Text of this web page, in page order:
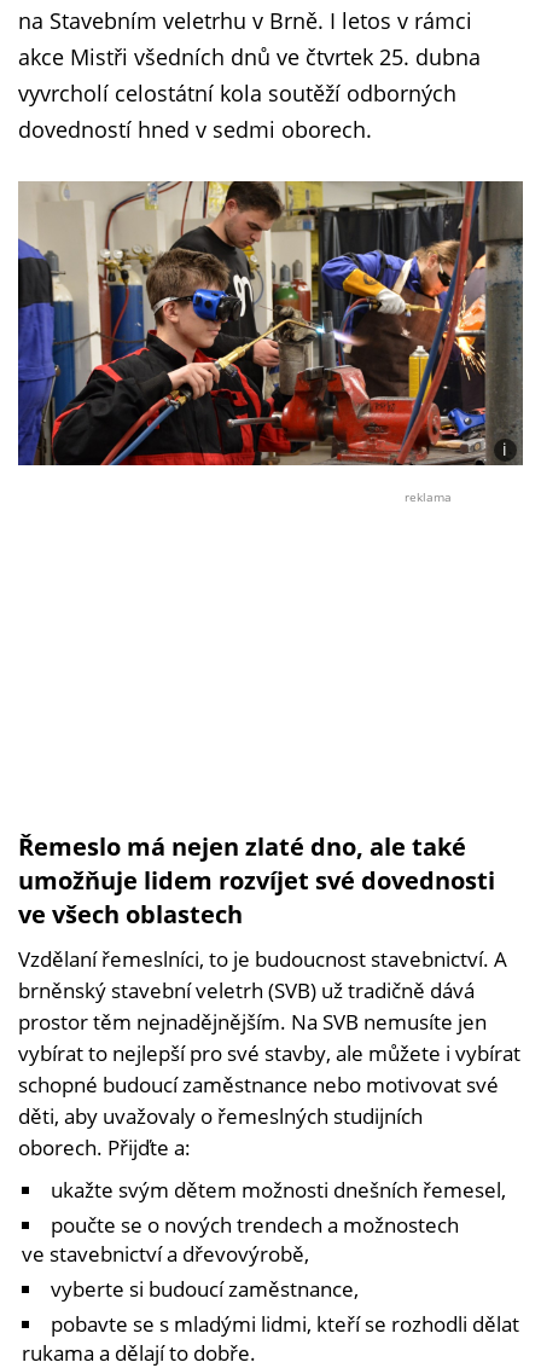
na Stavebním veletrhu v Brně. I letos v rámci
akce Mistři všedních dnů ve čtvrtek 25. dubna
vyvrcholí celostátní kola soutěží odborných
dovedností hned v sedmi oborech.
i
Foto:
reklama
Řemeslo má nejen zlaté dno, ale také
umožňuje lidem rozvíjet své dovednosti
ve všech oblastech
Vzdělaní řemeslníci, to je budoucnost stavebnictví. A
brněnský stavební veletrh (SVB) už tradičně dává
prostor těm nejnadějnějším. Na SVB nemusíte jen
vybírat to nejlepší pro své stavby, ale můžete i vybírat
schopné budoucí zaměstnance nebo motivovat své
děti, aby uvažovaly o řemeslných studijních
oborech. Přijďte a:
ukažte svým dětem možnosti dnešních řemesel,
poučte se o nových trendech a možnostech
ve stavebnictví a dřevovýrobě,
vyberte si budoucí zaměstnance,
pobavte se s mladými lidmi, kteří se rozhodli dělat
rukama a dělají to dobře.